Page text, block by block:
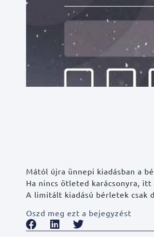
Mától újra ünnepi kiadásban a
Ha nincs ötleted karácsonyra, itt
A limitált kiadású bérletek csak
Oszd meg ezt a bejegyzést